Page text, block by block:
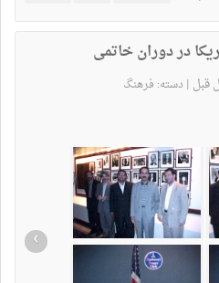
در دوران خاتمی
| دسته: فرهنگ
›